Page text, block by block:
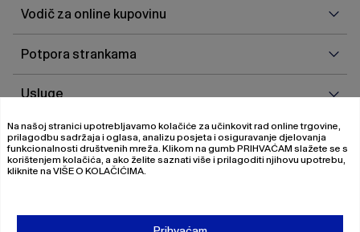
Vodič za online kupovinu
Potpora strankama
Usluge
O
O nama
© 2026 Magistrat International
Pravila o privatnosti
Na našoj stranici upotrebljavamo kolačiće za učinkovit rad online trgovine,
prilagodbu sadržaja i oglasa, analizu posjeta i osiguravanje djelovanja
funkcionalnosti društvenih mreža. Klikom na gumb PRIHVAĆAM slažete se s
korištenjem kolačića, a ako želite saznati više i prilagoditi njihovu upotrebu,
kliknite na VIŠE O KOLAČIĆIMA.